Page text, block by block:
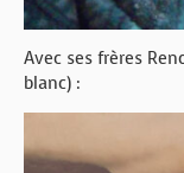
Avec ses frères
blanc) :